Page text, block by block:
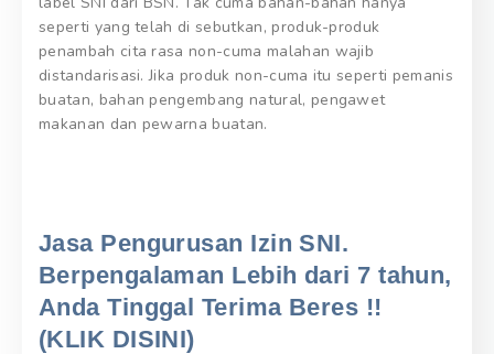
seperti yang telah di sebutkan, produk-produk
penambah cita rasa non-cuma malahan wajib
distandarisasi. Jika produk non-cuma itu seperti pemanis
buatan, bahan pengembang natural, pengawet
makanan dan pewarna buatan.
Jasa Pengurusan Izin SNI.
Berpengalaman Lebih dari 7 tahun,
Anda Tinggal Terima Beres !!
(KLIK DISINI)